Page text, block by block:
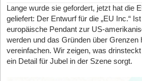
abläuft. Kommunikation, Distribution und
Schnittstellen eines Unternehmens zu
Wahrnehmung des Kunden an diesen
dabei zentral. Wichtige Fragen sind:
Wie erfahren unsere Kunden von
Lange wurde sie gefordert, jetzt hat die
geliefert: Der Entwurf für die „EU Inc.“
europäische Pendant zur US-
werden und das Gründen über Grenzen
vereinfachen. Wir zeigen, was
ein Detail für Jubel in der Szene sorgt.